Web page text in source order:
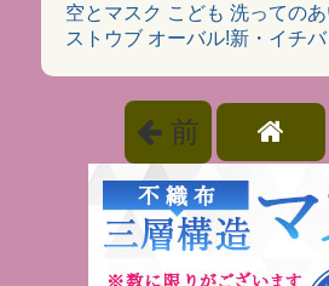
空とマスク こども 洗っての
ストウブ オーバル!新・イチバ
前